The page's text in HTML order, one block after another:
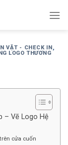
VẶT - CHECK IN,
LOGO THƯƠNG
– Vẽ Logo Hệ
cửa cuốn